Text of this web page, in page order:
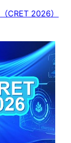
（CRET 2026）